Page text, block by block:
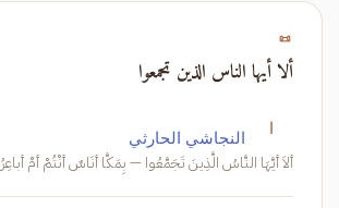
📜
ألا أيها الناس الذين تجمعوا
ا النجاشي الحارثي
ألاَ أيَّهَا النَّاسُ الَّذِينَ تَجَمَّعُوا — بِمَكَّا أنَاسٌ أنْتُمْ أمْ أباعِرُ